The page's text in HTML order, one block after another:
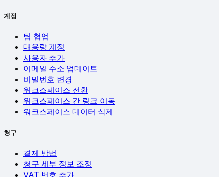
계정
팀 협업
대용량 계정
사용자 추가
이메일 주소 업데이트
비밀번호 변경
워크스페이스 전환
워크스페이스 간 링크 이동
워크스페이스 데이터 삭제
청구
결제 방법
청구 세부 정보 조정
VAT 번호 추가